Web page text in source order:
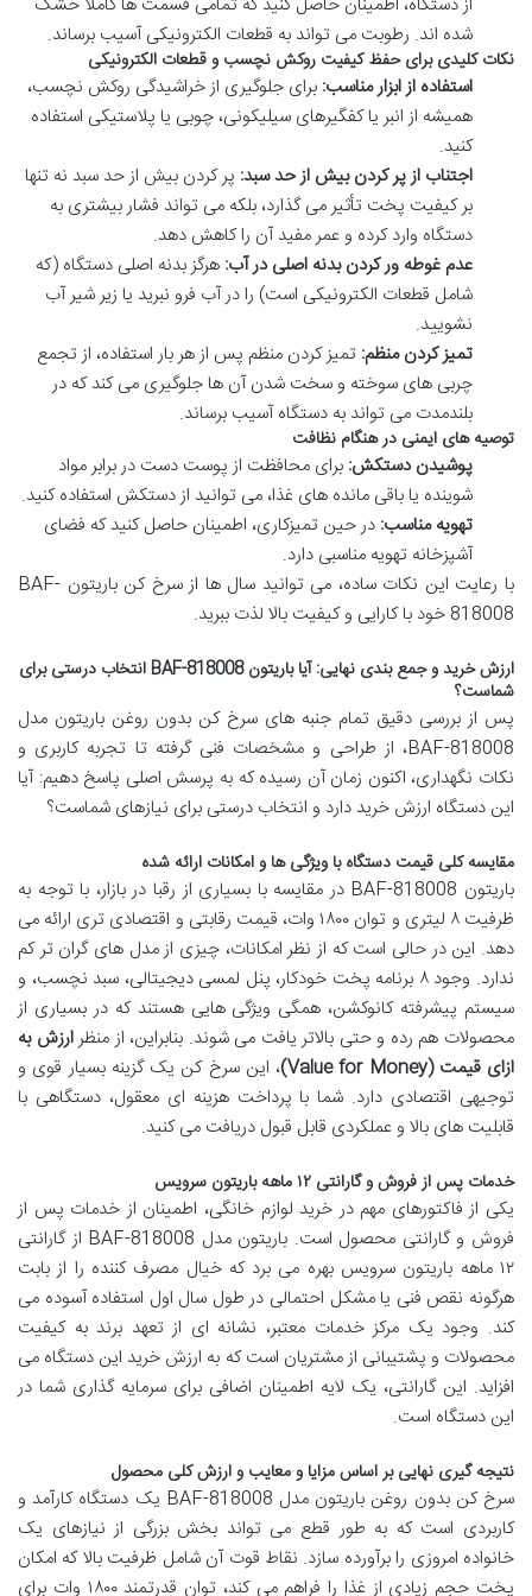
شده اند. رطوبت می تواند به قطعات الکترونیکی آسیب برساند.
نکات کلیدی برای حفظ کیفیت روکش نچسب و قطعات الکترونیکی
استفاده از ابزار مناسب: برای جلوگیری از خراشیدگی روکش نچسب،
همیشه از انبر یا کفگیرهای سیلیکونی، چوبی یا پلاستیکی استفاده
کنید.
اجتناب از پر کردن بیش از حد سبد: پر کردن بیش از حد سبد نه تنها
بر کیفیت پخت تأثیر می گذارد، بلکه می تواند فشار بیشتری به
دستگاه وارد کرده و عمر مفید آن را کاهش دهد.
عدم غوطه ور کردن بدنه اصلی در آب: هرگز بدنه اصلی دستگاه (که
شامل قطعات الکترونیکی است) را در آب فرو نبرید یا زیر شیر آب
نشویید.
تمیز کردن منظم: تمیز کردن منظم پس از هر بار استفاده، از تجمع
چربی های سوخته و سخت شدن آن ها جلوگیری می کند که در
بلندمدت می تواند به دستگاه آسیب برساند.
توصیه های ایمنی در هنگام نظافت
پوشیدن دستکش: برای محافظت از پوست دست در برابر مواد
شوینده یا باقی مانده های غذا، می توانید از دستکش استفاده کنید.
تهویه مناسب: در حین تمیزکاری، اطمینان حاصل کنید که فضای
آشپزخانه تهویه مناسبی دارد.
با رعایت این نکات ساده، می توانید سال ها از سرخ کن باریتون BAF-
818008 خود با کارایی و کیفیت بالا لذت ببرید.
ارزش خرید و جمع بندی نهایی: آیا باریتون BAF-818008 انتخاب درستی برای
شماست؟
پس از بررسی دقیق تمام جنبه های سرخ کن بدون روغن باریتون مدل
BAF-818008، از طراحی و مشخصات فنی گرفته تا تجربه کاربری و
نکات نگهداری، اکنون زمان آن رسیده که به پرسش اصلی پاسخ دهیم: آیا
این دستگاه ارزش خرید دارد و انتخاب درستی برای نیازهای شماست؟
مقایسه کلی قیمت دستگاه با ویژگی ها و امکانات ارائه شده
باریتون BAF-818008 در مقایسه با بسیاری از رقبا در بازار، با توجه به
ظرفیت ۸ لیتری و توان ۱۸۰۰ وات، قیمت رقابتی و اقتصادی تری ارائه می
دهد. این در حالی است که از نظر امکانات، چیزی از مدل های گران تر کم
ندارد. وجود ۸ برنامه پخت خودکار، پنل لمسی دیجیتالی، سبد نچسب، و
سیستم پیشرفته کانوکشن، همگی ویژگی هایی هستند که در بسیاری از
محصولات هم رده و حتی بالاتر یافت می شوند. بنابراین، از منظرارزش به
ازای قیمت (Value for Money)
، این سرخ کن یک گزینه بسیار قوی و
توجیهی اقتصادی دارد. شما با پرداخت هزینه ای معقول، دستگاهی با
قابلیت های بالا و عملکردی قابل قبول دریافت می کنید.
خدمات پس از فروش و گارانتی ۱۲ ماهه باریتون سرویس
یکی از فاکتورهای مهم در خرید لوازم خانگی، اطمینان از خدمات پس از
فروش و گارانتی محصول است. باریتون مدل BAF-818008 از گارانتی
۱۲ ماهه باریتون سرویس بهره می برد که خیال مصرف کننده را از بابت
هرگونه نقص فنی یا مشکل احتمالی در طول سال اول استفاده آسوده می
کند. وجود یک مرکز خدمات معتبر، نشانه ای از تعهد برند به کیفیت
محصولات و پشتیبانی از مشتریان است که به ارزش خرید این دستگاه می
افزاید. این گارانتی، یک لایه اطمینان اضافی برای سرمایه گذاری شما در
این دستگاه است.
نتیجه گیری نهایی بر اساس مزایا و معایب و ارزش کلی محصول
سرخ کن بدون روغن باریتون مدل BAF-818008 یک دستگاه کارآمد و
کاربردی است که به طور قطع می تواند بخش بزرگی از نیازهای یک
خانواده امروزی را برآورده سازد. نقاط قوت آن شامل ظرفیت بالا که امکان
پخت حجم زیادی از غذا را فراهم می کند، توان قدرتمند ۱۸۰۰ وات برای